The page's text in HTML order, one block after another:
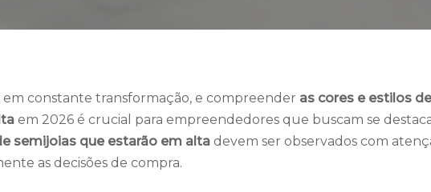
em constante transformação, e compreender as cores e estilos de
em 2026 é crucial para empreendedores que buscam se
semijoias que estarão em alta devem ser observados com
as decisões de compra.